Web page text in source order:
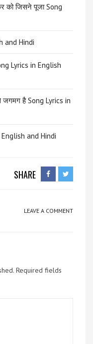
को जिसने पूजा Song
and Hindi
Lyrics in English
जगमग है Song Lyrics in
English and Hindi
SHARE
LEAVE A COMMENT
Required fields